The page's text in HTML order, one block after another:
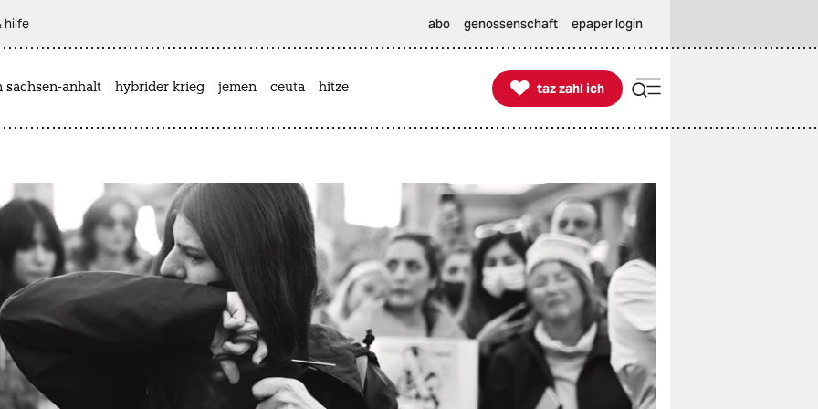
hilfe abo genossenschaft epaper login
sachsen-anhalt hybrider krieg jemen ceuta hitze 
taz zahl ich
taz zahl ich